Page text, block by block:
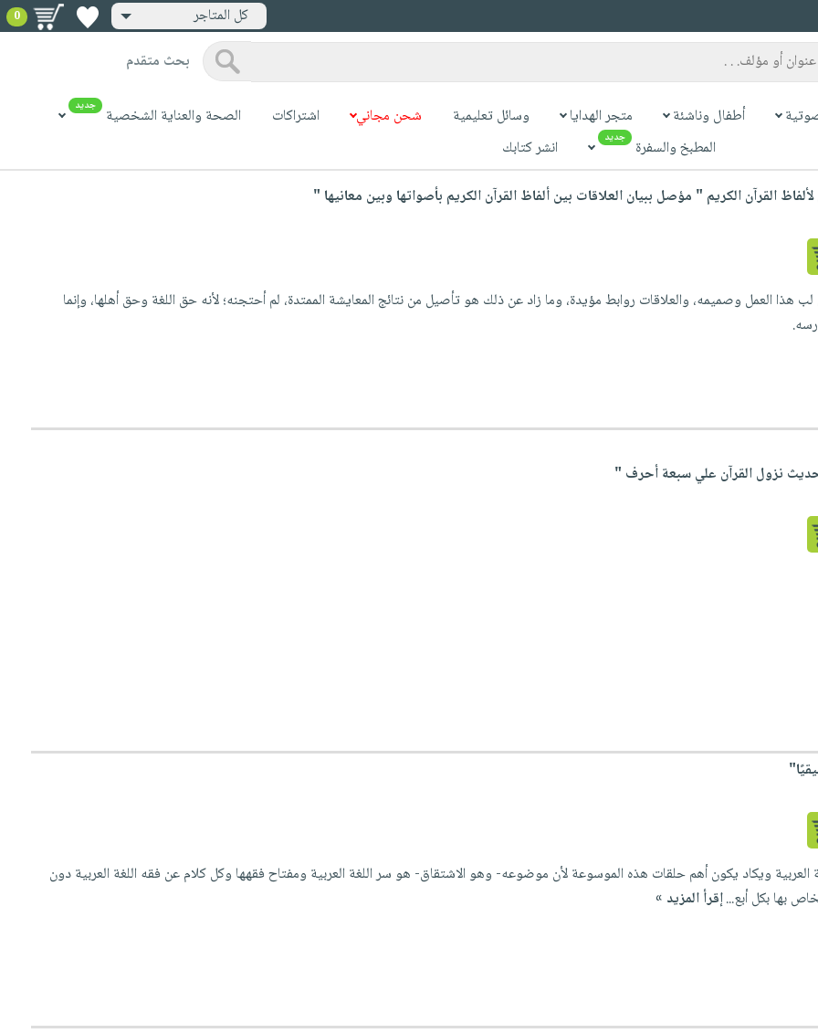
كل المتاجر 0
بحث متقدم
أطفال وناشئة متجر الهدايا وسائل تعليمية شحن مجاني اشتراكات الصحة والعناية الشخصية جديد
المطبخ والسفرة جديد
انشر كتابك
القرآن الكريم " مؤصل ببيان العلاقات بين ألفاظ القرآن الكريم بأصواتها وبين معانيها "
لب هذا العمل وصميمه، والعلاقات روابط مؤيدة، وما زاد عن ذلك هو تأصيل من نتائج المعايشة الممتدة، لم أحتجنه؛ لأنه حق اللغة وحق أهلها، وإنما
حديث نزول القرآن علي سبعة أحرف "
ويكاد يكون أهم حلقات هذه الموسوعة لأن موضوعه- وهو الاشتقاق- هو سر اللغة العربية ومفتاح فقهها وكل كلام عن فقه اللغة العربية دون
بها بكل أبع...إقرأ المزيد »